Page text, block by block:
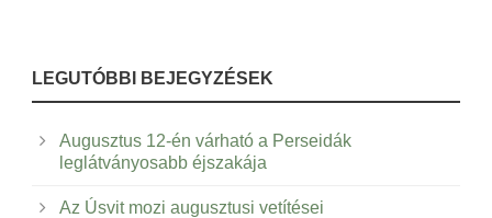
LEGUTÓBBI BEJEGYZÉSEK
Augusztus 12-én várható a Perseidák
leglátványosabb éjszakája
Az Úsvit mozi augusztusi vetítései